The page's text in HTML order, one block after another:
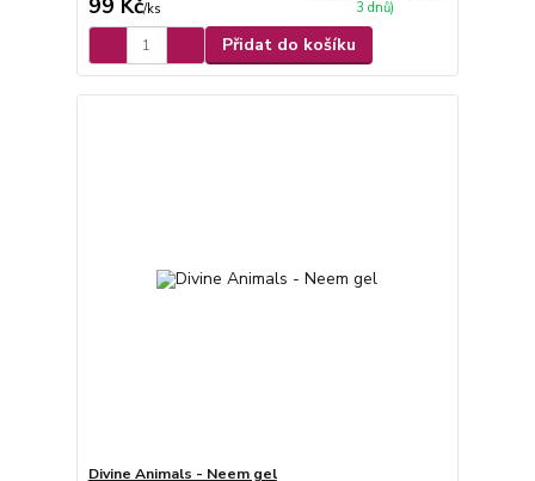
99 Kč/ks
3 dnů)
Přidat do košíku
Divine Animals - Neem gel